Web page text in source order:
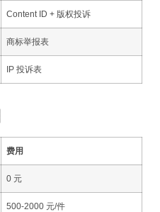
Content ID + 版权投诉
商标举报表
IP 投诉表
费用
0 元
500-2000 元/件